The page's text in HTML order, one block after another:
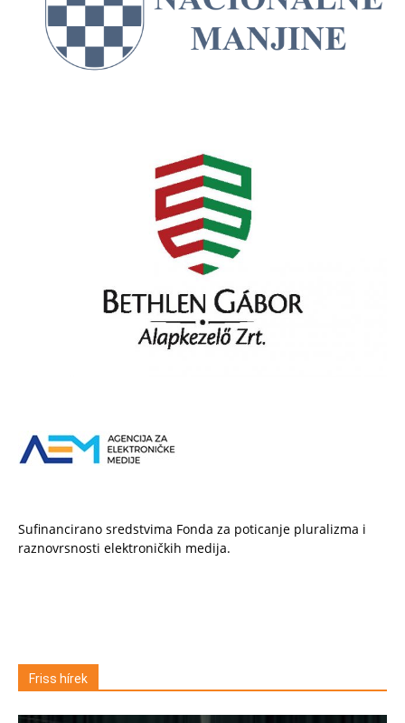
Sufinancirano sredstvima Fonda za poticanje pluralizma i
raznovrsnosti elektroničkih medija.
Friss hírek